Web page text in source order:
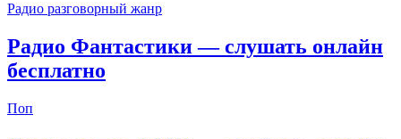
Радио разговорный жанр
Радио Фантастики — слушать онлайн
бесплатно
Поп